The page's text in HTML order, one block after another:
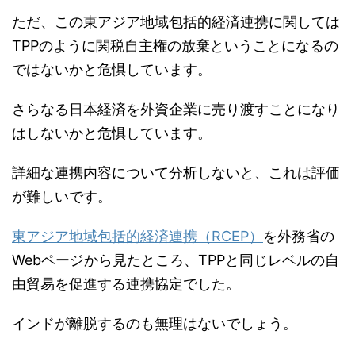
ただ、この東アジア地域包括的経済連携に関しては
TPPのように関税自主権の放棄ということになるの
ではないかと危惧しています。
さらなる日本経済を外資企業に売り渡すことになり
はしないかと危惧しています。
詳細な連携内容について分析しないと、これは評価
が難しいです。
東アジア地域包括的経済連携（RCEP） を外務省の
Webページから見たところ、TPPと同じレベルの自
由貿易を促進する連携協定でした。
インドが離脱するのも無理はないでしょう。